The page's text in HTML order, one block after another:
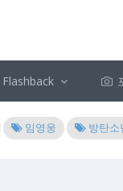
Flashback
임영웅 방탄소